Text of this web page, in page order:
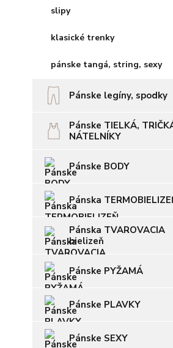
slipy
klasické trenky
pánske tangá, string, sexy
Pánske legíny, spodky
Pánske TIELKÁ,
NÁTELNÍKY
Pánske BODY
Pánska
Pánska TVAROVACIA
bielizeň
Pánske PYŽAMÁ
Pánske PLAVKY
Pánske SEXY